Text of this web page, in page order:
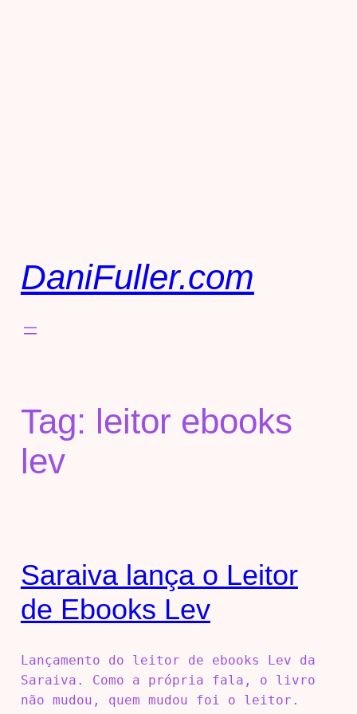
DaniFuller.com
Tag: leitor ebooks
lev
Saraiva lança o Leitor
de Ebooks Lev
Lançamento do leitor de ebooks Lev da
Saraiva. Como a própria fala, o livro
não mudou, quem mudou foi o leitor.